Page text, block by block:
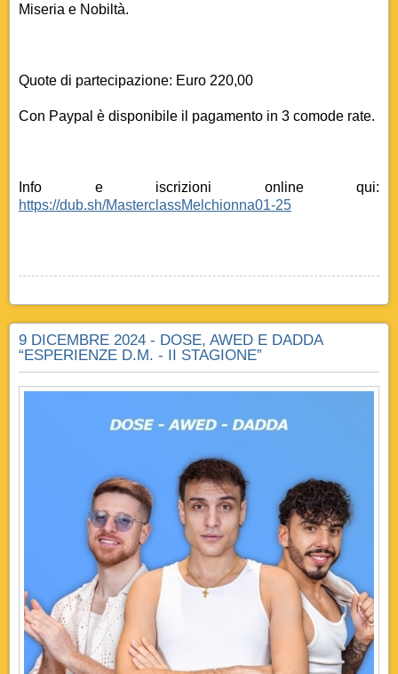
Miseria e Nobiltà.
Quote di partecipazione: Euro 220,00
Con Paypal è disponibile il pagamento in 3 comode rate.
Info e iscrizioni online qui:
https://dub.sh/MasterclassMelchionna01-25
9 DICEMBRE 2024 - DOSE, AWED E DADDA
“ESPERIENZE D.M. - II STAGIONE”